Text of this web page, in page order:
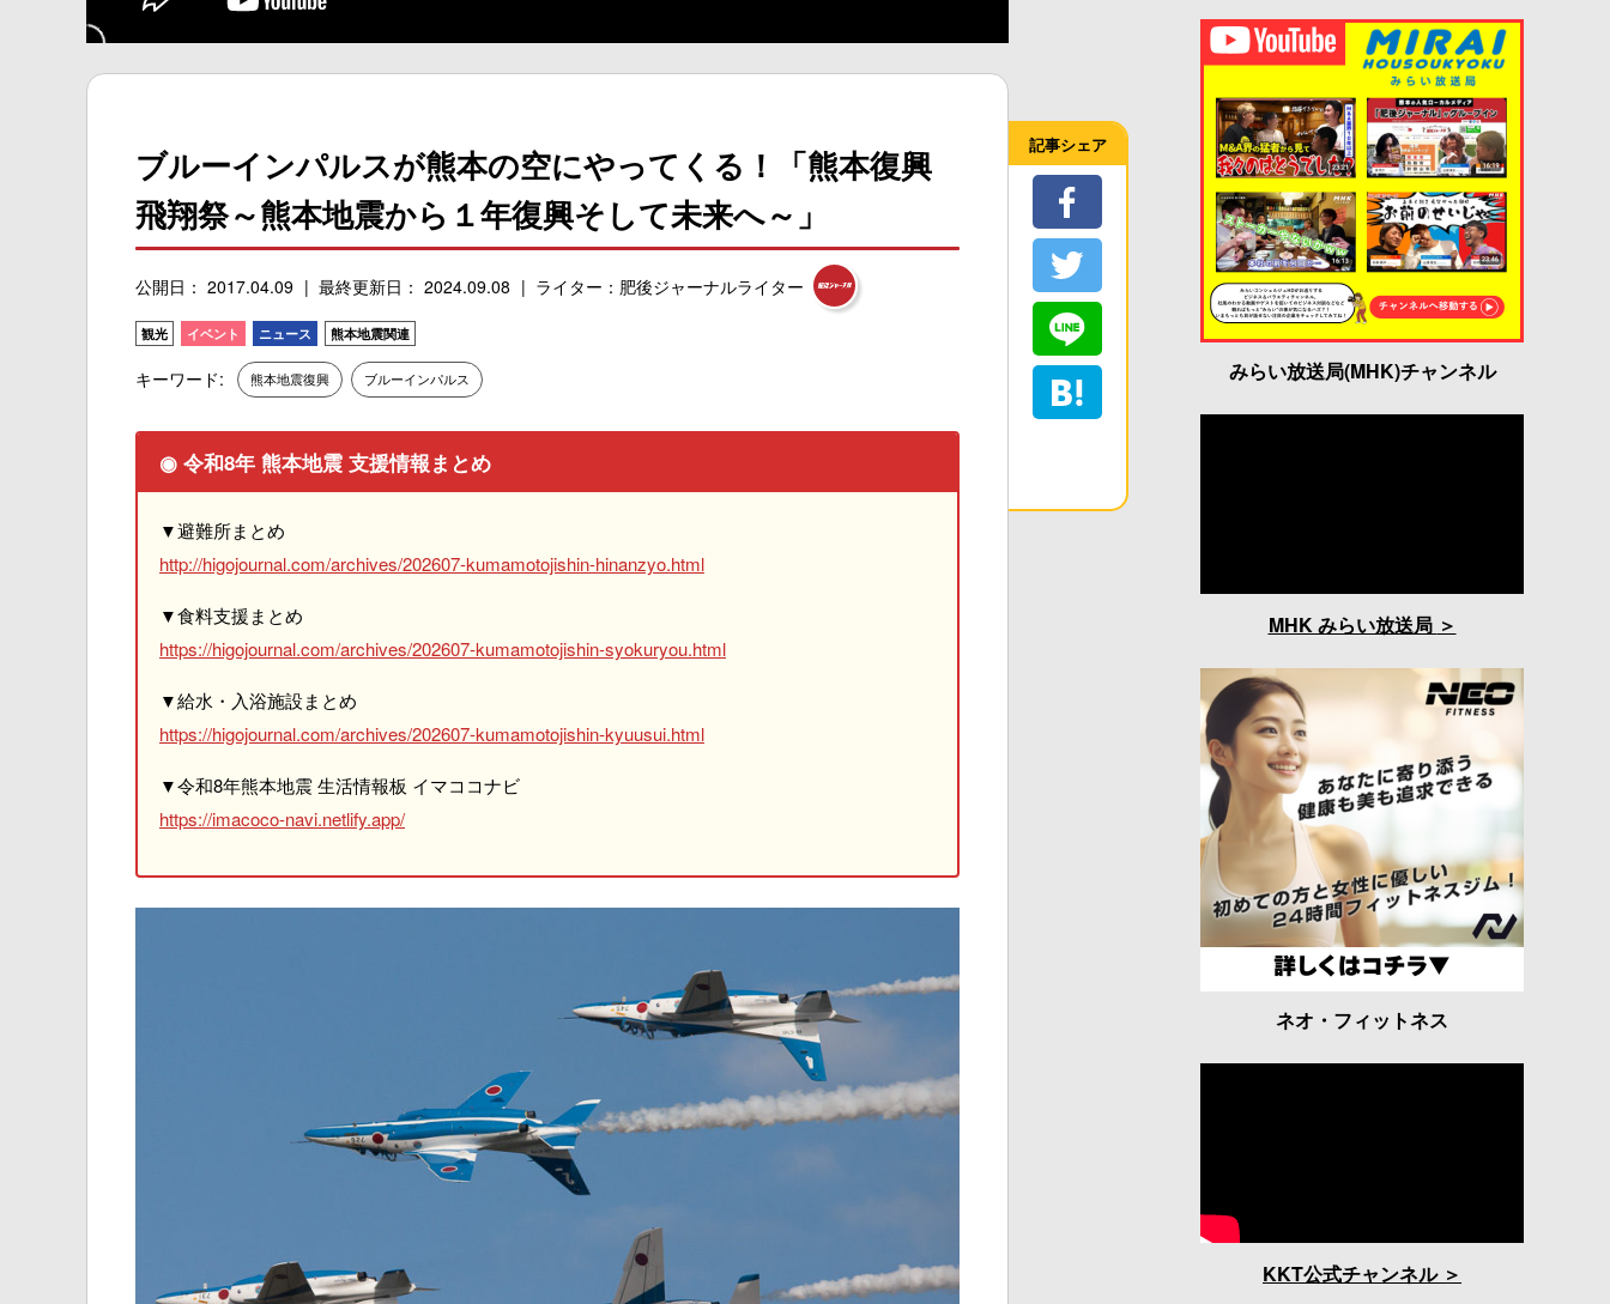
ブルーインパルスが熊本の空にやってくる！「熊本復興
飛翔祭～熊本地震から１年復興そして未来へ～」
公開日： 2017.04.09 最終更新日： 2024.09.08 ライター：肥後ジャーナルライター
観光 イベント ニュース 熊本地震関連
キーワード: 熊本地震復興 ブルーインパルス
◉ 令和8年 熊本地震 支援情報まとめ
▼避難所まとめ
http://higojournal.com/archives/202607-kumamotojishin-hinanzyo.html
▼食料支援まとめ
https://higojournal.com/archives/202607-kumamotojishin-syokuryou.html
▼給水・入浴施設まとめ
https://higojournal.com/archives/202607-kumamotojishin-kyuusui.html
▼令和8年熊本地震 生活情報板 イマココナビ
https://imacoco-navi.netlify.app/
記事シェア
みらい放送局(MHK)チャンネル
MHK みらい放送局
ネオ・フィットネス
KKT公式チャンネル